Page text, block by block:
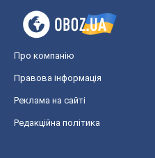
Про компанію
Правова інформація
Реклама на сайті
Редакційна політика